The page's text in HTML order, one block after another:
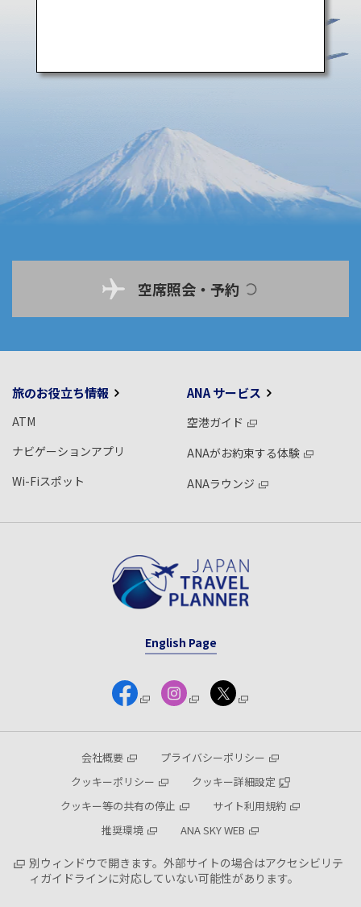
空席照会・予約
旅のお役立ち情報
ATM
ナビゲーションアプリ
Wi-Fiスポット
ANA サービス
空港ガイド
ANAがお約束する体験
ANAラウンジ
English Page
会社概要
プライバシーポリシー
クッキーポリシー
クッキー詳細設定
クッキー等の共有の停止
サイト利用規約
推奨環境
ANA SKY WEB
別ウィンドウで開きます。外部サイトの場合はアクセシビリテ
ィガイドラインに対応していない可能性があります。